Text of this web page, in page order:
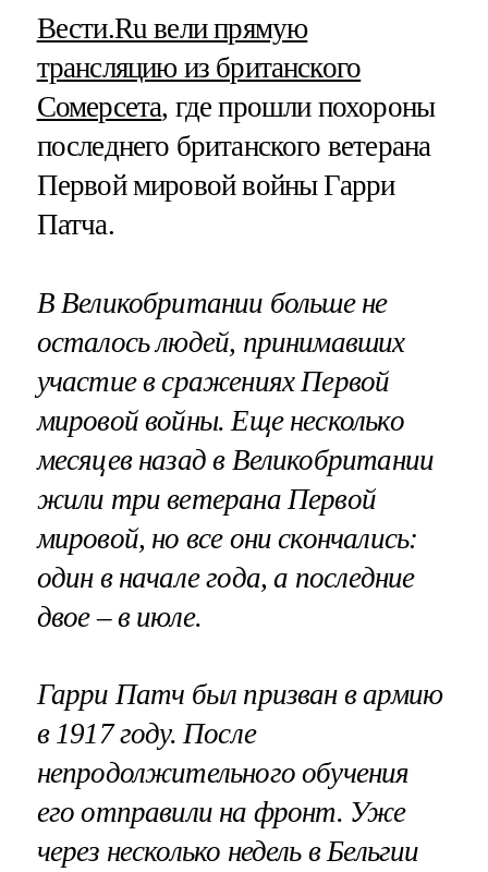
Вести.Ru вели прямую
трансляцию из британского
Сомерсета, где прошли похороны
последнего британского ветерана
Первой мировой войны Гарри
Патча.
В Великобритании больше не
осталось людей, принимавших
участие в сражениях Первой
мировой войны. Еще несколько
месяцев назад в Великобритании
жили три ветерана Первой
мировой, но все они скончались:
один в начале года, а последние
двое – в июле.
Гарри Патч был призван в армию
в 1917 году. После
непродолжительного обучения
его отправили на фронт. Уже
через несколько недель в Бельгии